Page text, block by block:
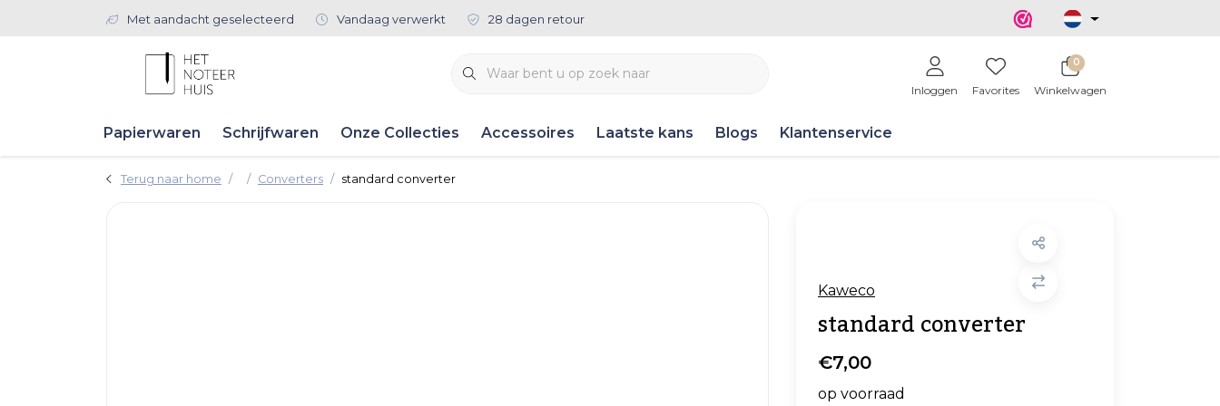
Met aandacht geselecteerd Vandaag verwerkt 28 dagen retour
Inloggen Favorites
0
Winkelwagen
Papierwaren Schrijfwaren Onze Collecties Accessoires Laatste kans Blogs Klantenservice
Terug naar home Converters standard converter
Kaweco
standard converter
€7,00
op voorraad